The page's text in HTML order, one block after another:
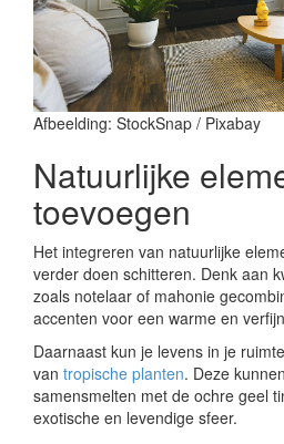
Afbeelding: StockSnap / Pixabay
Natuurlijke
toevoegen
Het integreren van natuurlijke
verder doen schitteren. Denk aan
zoals notelaar of mahonie
accenten voor een warme en
Daarnaast kun je levens in je
van tropische planten. Deze
samensmelten met de ochre geel
exotische en levendige sfeer.